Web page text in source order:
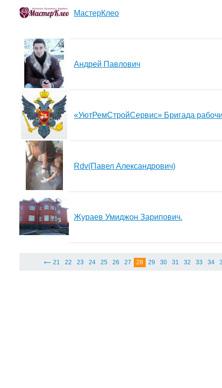
МастерКлео
Андрей Павлович
«УютРемСтройСервис» Бригада
Rdv(Павел Александрович)
Жураев Умиджон Зарипович.
21 22 23 24 25 26 27 28 29 30 31 32 33 34